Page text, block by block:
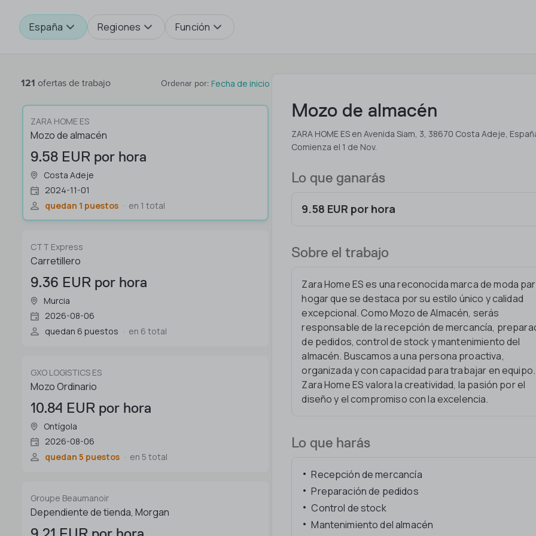
España Regiones Función
121 ofertas de trabajo Ordenar por: Fecha de inicio
ZARA HOME ES
Mozo de almacén
9.58 EUR por hora
Costa Adeje
2024-11-01
quedan 1 puestos
en 1 total
CTT Express
Carretillero
9.36 EUR por hora
Murcia
2026-08-06
quedan 6 puestos
en 6 total
GXO LOGISTICS ES
Mozo Ordinario
10.84 EUR por hora
Ontígola
2026-08-06
quedan 5 puestos
en 5 total
Groupe Beaumanoir
Dependiente de tienda, Morgan
Mozo de almacén
ZARA HOME ES en Avenida Siam, 3, 38670 Costa Adeje,
Comienza el 1 de Nov.
Lo que ganarás
9.58 EUR por hora
Sobre el trabajo
Zara Home ES es una reconocida marca de moda
hogar que se destaca por su estilo único y calidad
excepcional. Como Mozo de Almacén, serás
responsable de la recepción de mercancía,
de pedidos, control de stock y mantenimiento del
almacén. Buscamos a una persona proactiva,
organizada y con capacidad para trabajar en equipo.
Zara Home ES valora la creatividad, la pasión por el
diseño y el compromiso con la excelencia.
Lo que harás
Recepción de mercancía
Preparación de pedidos
Control de stock
Mantenimiento del almacén